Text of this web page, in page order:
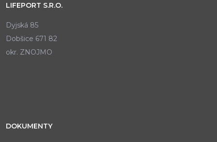
LIFEPORT S.R.O.
Dyjská 85
Dobšice 671 82
okr. ZNOJMO
DOKUMENTY